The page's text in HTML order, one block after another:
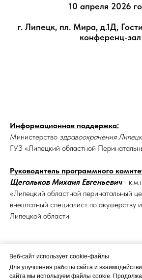
10 апреля 2026
г. Липецк, пл. Мира, д.1Д,
конференц-зал
Информационная поддержка:
Министерство здравоохранения
ГУЗ «Липецкий областной
Руководитель программного
Щегольков Михаил Евгеньевич -
«Липецкий областной перинатальный
внештатный специалист по акушерству
Липецкой области.
Веб-сайт использует cookie-файлы
Для улучшения работы сайта и
сайта мы используем файлы cookie.
Веб-сайт использует cookie-файлы
Для улучшения работы сайта и
сайта мы используем файлы cookie.